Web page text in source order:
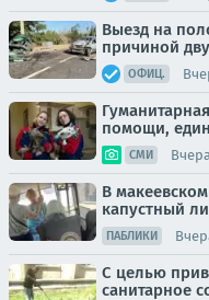
Выезд на
причиной
ОФИЦ.
помощи,
СМИ
В
капустный
ПАБЛИКИ
С целью
санитарное